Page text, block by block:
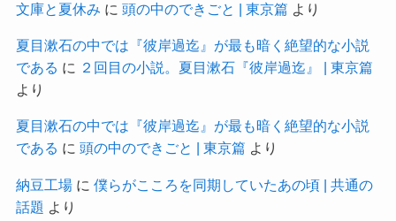
文庫と夏休み に 頭の中のできごと | 東京篇 より
夏目漱石の中では『彼岸過迄』が最も暗く絶望的な小説
である に ２回目の小説。夏目漱石『彼岸過迄』 | 東京篇
より
夏目漱石の中では『彼岸過迄』が最も暗く絶望的な小説
である に 頭の中のできごと | 東京篇 より
納豆工場に 僕らがこころを同期していたあの頃 | 共通の
話題 より